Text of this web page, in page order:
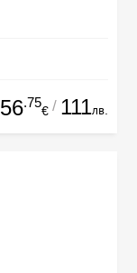
56.75
€ / 111лв.